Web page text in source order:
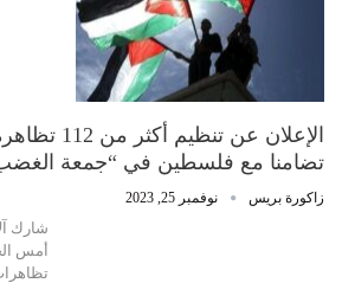
تضامنا مع فلسطين في “جمعة الغضب
زاكورة بريس نوفمبر 25, 2023
شارك